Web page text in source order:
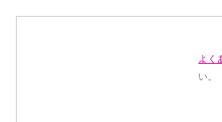
よく
い。